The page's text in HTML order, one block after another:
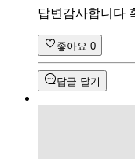
답변감사합니다
좋아요 0
답글 달기